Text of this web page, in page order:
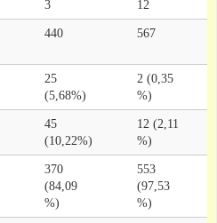
3 12
440 567
25
(5,68%)
2 (0,35
%)
45
(10,22%)
12 (2,11
%)
370
(84,09
%)
553
(97,53
%)